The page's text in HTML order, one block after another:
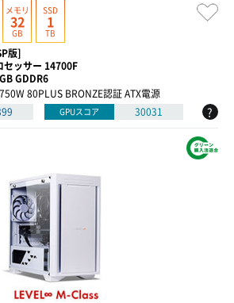
メモリ
32
GB
SSD
1
TB
版]
ッサー 14700F
GDDR6
80PLUS BRONZE認証 ATX電源
GPUスコア 30031 ?